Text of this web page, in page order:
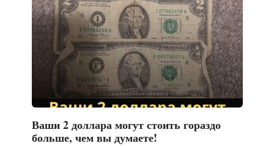
Ваши 2 доллара могут стоить гораздо
больше, чем вы думаете!